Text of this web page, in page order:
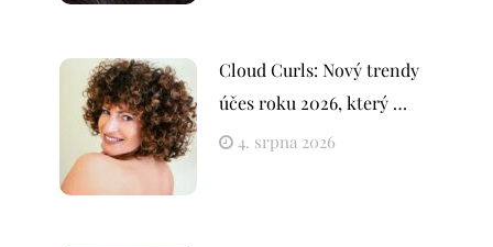
Cloud Curls: Nový trendy
účes roku 2026, který …
4. srpna 2026